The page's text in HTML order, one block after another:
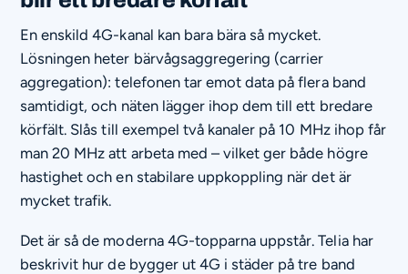
En enskild 4G-kanal kan bara bära så mycket.
Lösningen heter bärvågsaggregering (carrier
aggregation): telefonen tar emot data på flera band
samtidigt, och näten lägger ihop dem till ett bredare
körfält. Slås till exempel två kanaler på 10 MHz ihop får
man 20 MHz att arbeta med – vilket ger både högre
hastighet och en stabilare uppkoppling när det är
mycket trafik.
Det är så de moderna 4G-topparna uppstår. Telia har
beskrivit hur de bygger ut 4G i städer på tre band